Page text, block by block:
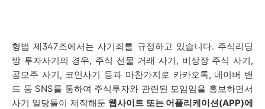
형법 제347조에서는 사기죄를 규정하고 있습니다. 주식리딩
방 투자사기의 경우, 주식 선물 거래 사기, 비상장 주식 사기,
공모주 사기, 코인사기 등과 마찬가지로 카카오톡, 네이버 밴
드 등 SNS를 통하여 주식투자와 관련된 모임임을 홍보하면서
사기 일당들이 제작해둔 웹사이트 또는 어플리케이션(APP)에